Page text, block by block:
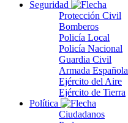
Seguridad
Protección Civil
Bomberos
Policía Local
Policía Nacional
Guardia Civil
Armada Española
Ejército del Aire
Ejército de Tierra
Política
Ciudadanos